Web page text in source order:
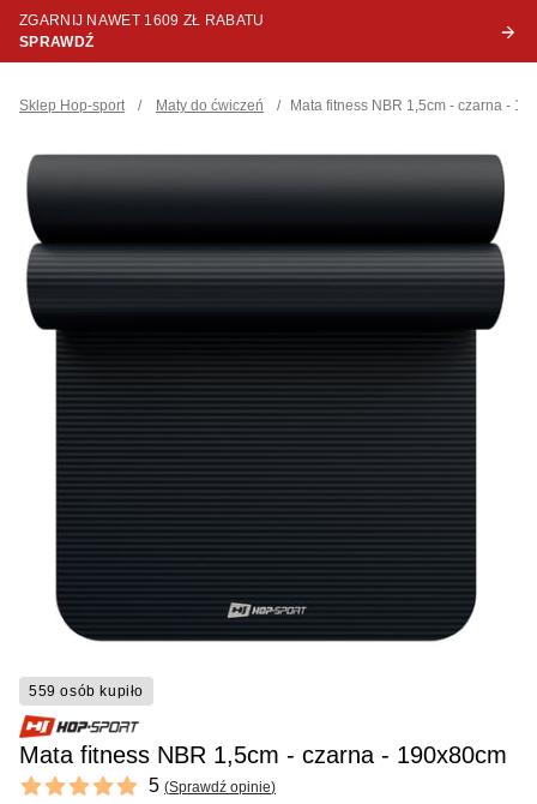
ZGARNIJ NAWET 1609 ZŁ RABATU
SPRAWDŹ
Sklep Hop-sport / Maty do ćwiczeń / Mata fitness NBR 1,5cm - czarna -
559 osób kupiło
Mata fitness NBR 1,5cm - czarna - 190x80cm
Reviews
5 out of 5 stars 5 (Sprawdź opinie)